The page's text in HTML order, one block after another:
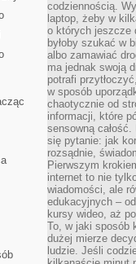
codziennością.
laptop, żeby w
o których jeszcze
byłoby szukać w
albo zamawiać
ma jednak swoją
potrafi
w sposób
chaotycznie od
informacji, które
sensowną
się pytanie: jak
rozsądnie,
Pierwszym
internet to nie
wiadomości, ale
edukacyjnych –
kursy wideo, aż
To, w jaki sposób
dużej mierze
ludzie. Jeśli